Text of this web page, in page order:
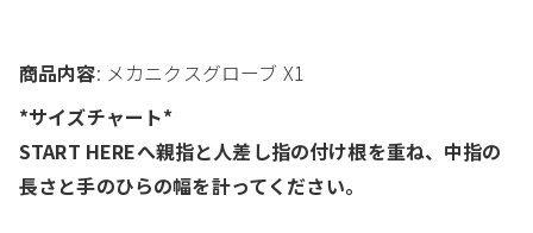
商品内容: メカニクスグローブ X1
*サイズチャート*
START HEREへ親指と人差し指の付け根を重ね、中指の
長さと手のひらの幅を計ってください。